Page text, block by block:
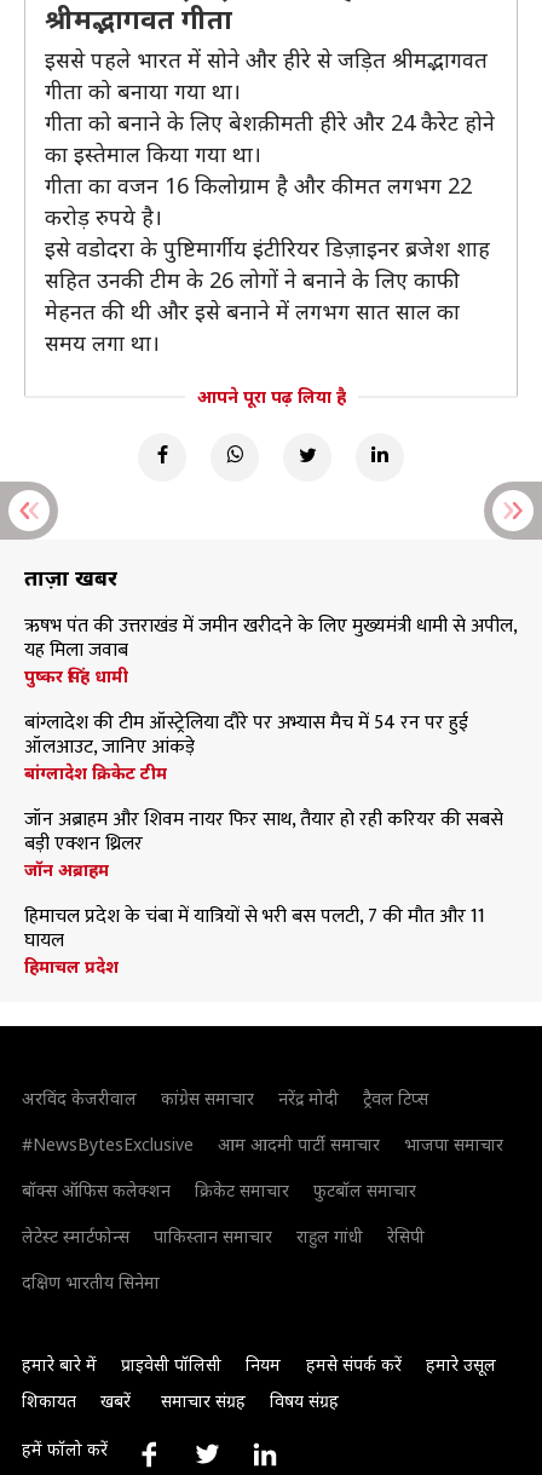
श्रीमद्भागवत गीता
इससे पहले भारत में सोने और हीरे से जड़ित श्रीमद्भागवत
गीता को बनाया गया था।
गीता को बनाने के लिए बेशक़ीमती हीरे और 24 कैरेट होने
का इस्तेमाल किया गया था।
गीता का वजन 16 किलोग्राम है और कीमत लगभग 22
करोड़ रुपये है।
इसे वडोदरा के पुष्टिमार्गीय इंटीरियर डिज़ाइनर ब्रजेश शाह
सहित उनकी टीम के 26 लोगों ने बनाने के लिए काफी
मेहनत की थी और इसे बनाने में लगभग सात साल का
समय लगा था।
आपने पूरा पढ़ लिया है
ताज़ा खबरें
ऋषभ पंत की उत्तराखंड में जमीन खरीदने के लिए मुख्यमंत्री धामी से अपील,
यह मिला जवाब
पुष्कर सिंह धामी
बांग्लादेश की टीम ऑस्ट्रेलिया दौरे पर अभ्यास मैच में 54 रन पर हुई
ऑलआउट, जानिए आंकड़े
बांग्लादेश क्रिकेट टीम
जॉन अब्राहम और शिवम नायर फिर साथ, तैयार हो रही करियर की सबसे
बड़ी एक्शन थ्रिलर
जॉन अब्राहम
हिमाचल प्रदेश के चंबा में यात्रियों से भरी बस पलटी, 7 की मौत और 11
घायल
हिमाचल प्रदेश
अरविंद केजरीवाल कांग्रेस समाचार नरेंद्र मोदी
ट्रैवल टिप्स
#NewsBytesExclusive
आम आदमी पार्टी समाचार
भाजपा समाचार
बॉक्स ऑफिस कलेक्शन
क्रिकेट समाचार
फुटबॉल समाचार
लेटेस्ट स्मार्टफोन्स
पाकिस्तान समाचार राहुल गांधी
रेसिपी
दक्षिण भारतीय सिनेमा
हमारे बारे में प्राइवेसी पॉलिसी नियम हमसे संपर्क करें
हमारे उसूल
शिकायत
खबरें समाचार संग्रह विषय संग्रह
हमें फॉलो करें